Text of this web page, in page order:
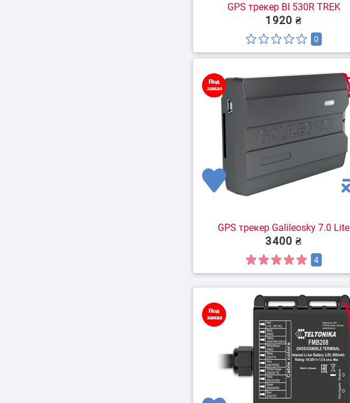
GPS трекер BI 530R TREK
1920 ₴
0
GPS трекер Galileosky 7.0 Lite
3400 ₴
4